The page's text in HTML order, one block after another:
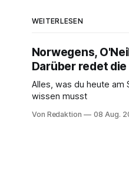
WEITERLESEN
Norwegens,
Darüber redet
Alles, was du heute am
wissen musst
Von Redaktion 08 Aug.